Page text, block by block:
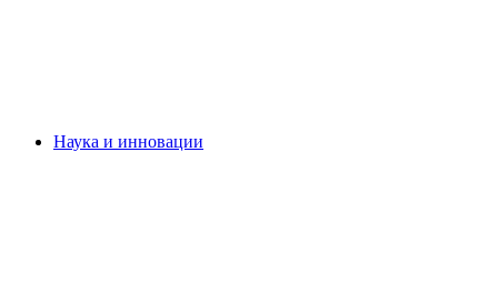
Наука и инновации